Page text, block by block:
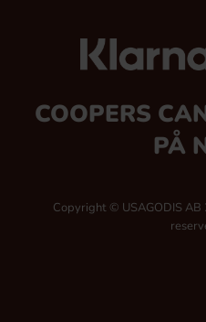
COOPERS
PÅ
Copyright © USAGODIS